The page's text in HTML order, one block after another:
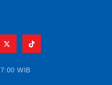
WIB